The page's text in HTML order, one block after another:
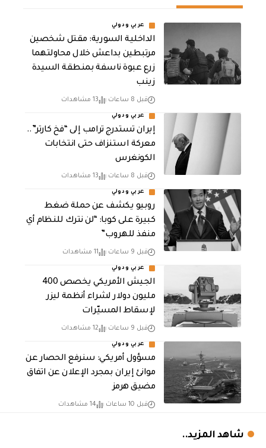
عربي ودولي
الداخلية السورية: مقتل شخصين
مرتبطين بداعش خلال محاولتهما
زرع عبوة ناسفة بمنطقة السيدة
زينب
قبل 8 ساعات 13 مشاهدات
عربي ودولي
إيران تستدرج ترامب إلى “فخ كارتر”..
معركة استنزاف حتى انتخابات
الكونغرس
قبل 8 ساعات 13 مشاهدات
عربي ودولي
روبيو يكشف عن حملة ضغط
كبيرة على كوبا: “لن نترك للنظام أي
منفذ للهروب”
قبل 9 ساعات 11 مشاهدات
عربي ودولي
الجيش الأمريكي يخصص 400
مليون دولار لشراء أنظمة ليزر
لإسقاط المسيّرات
قبل 9 ساعات 12 مشاهدات
عربي ودولي
مسؤول أمريكي: سنرفع الحصار عن
موانئ إيران بمجرد الإعلان عن اتفاق
مضيق هرمز
قبل 10 ساعات 14 مشاهدات
شاهد المزيد..